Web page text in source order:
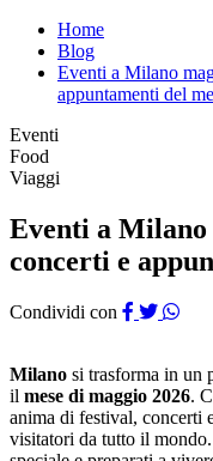
Home
Blog
Eventi a Milano
appuntamenti del
Eventi
Food
Viaggi
Eventi a Milano
concerti e
Condividi con
Milano si trasforma in un
il mese di maggio 2026.
anima di festival, concerti
visitatori da tutto il